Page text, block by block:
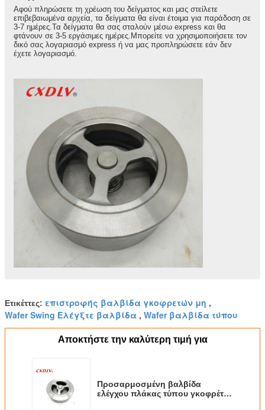
Αφού πληρώσετε τη χρέωση του δείγματος και μας στείλετε
επιβεβαιωμένα αρχεία, τα δείγματα θα είναι έτοιμα για παράδοση σε
3-7 ημέρες.Τα δείγματα θα σας σταλούν μέσω express και θα
φτάνουν σε 3-5 εργάσιμες ημέρες.Μπορείτε να χρησιμοποιήσετε τον
δικό σας λογαριασμό express ή να μας προπληρώσετε εάν δεν
έχετε λογαριασμό.
Ετικέττες: επιστροφής βαλβίδα γκοφρετών μη ,
Wafer Swing Ελέγξτε βαλβίδα , Wafer βαλβίδα τύπου
Αποκτήστε την καλύτερη τιμή για
Προσαρμοσμένη βαλβίδα
ελέγχου πλάκας τύπου γκοφρέτας